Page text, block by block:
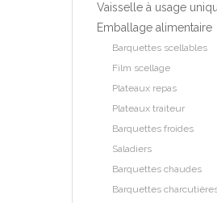
Vaisselle à usage
Emballage alimentaire
Barquettes scellables
Film scellage
Plateaux repas
Plateaux traiteur
Barquettes froides
Saladiers
Barquettes chaudes
Barquettes